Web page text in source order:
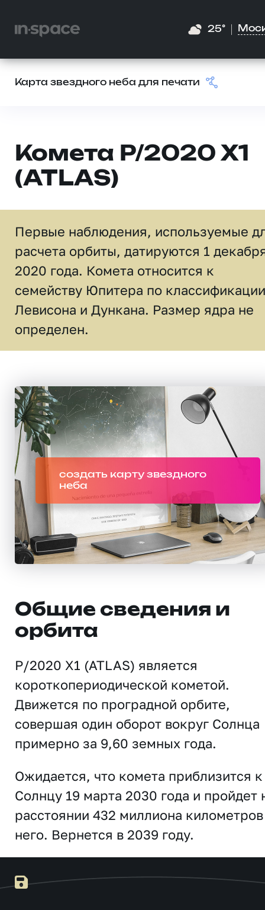
25°
Карта звездного неба для печати
Комета P/2020 X1
(ATLAS)
Первые наблюдения, используемые
расчета орбиты, датируются 1
2020 года. Комета относится к
семейству Юпитера по классификации
Левисона и Дункана. Размер ядра не
определен.
создать карту звездного
неба
Общие сведения и
орбита
P/2020 X1 (ATLAS) является
короткопериодической кометой.
Движется по проградной орбите,
совершая один оборот вокруг Солнца
примерно за 9,60 земных года.
Ожидается, что комета приблизится к
Солнцу 19 марта 2030 года и пройдет
расстоянии 432 миллиона
него. Вернется в 2039 году.